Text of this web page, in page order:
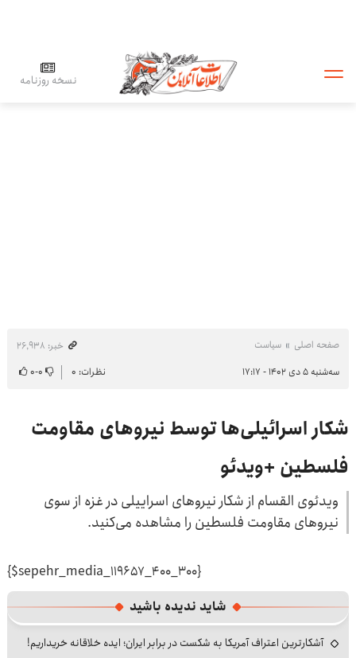
نسخه روزنامه
صفحه اصلی سیاست
خبر: ۲۶٬۹۳۸
سه‌شنبه ۵ دی ۱۴۰۲ - ۱۷:۱۷
نظرات: ۰ ۰-۰
شکار اسرائیلی‌ها توسط نیروهای مقاومت
فلسطین +ویدئو
ویدئوی القسام از شکار نیروهای اسراییلی در غزه از سوی
نیروهای مقاومت فلسطین را مشاهده می‌کنید.
{$sepehr_media_119657_400_300}
شاید ندیده باشید
آشکارترین اعتراف آمریکا به شکست در برابر ایران؛ ایده خلاقانه خریداریم!